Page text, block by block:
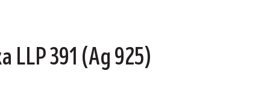
LLP 391 (Ag 925)